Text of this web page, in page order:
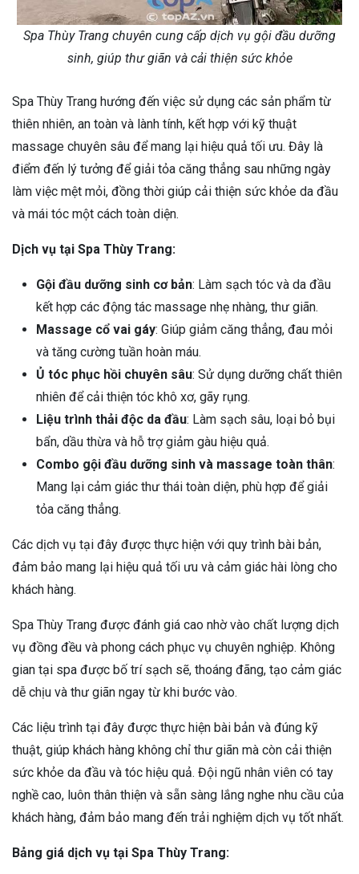
Spa Thùy Trang chuyên cung cấp dịch vụ gội đầu dưỡng
sinh, giúp thư giãn và cải thiện sức khỏe
Spa Thùy Trang hướng đến việc sử dụng các sản phẩm từ
thiên nhiên, an toàn và lành tính, kết hợp với kỹ thuật
massage chuyên sâu để mang lại hiệu quả tối ưu. Đây là
điểm đến lý tưởng để giải tỏa căng thẳng sau những ngày
làm việc mệt mỏi, đồng thời giúp cải thiện sức khỏe da đầu
và mái tóc một cách toàn diện.
Dịch vụ tại Spa Thùy Trang:
Gội đầu dưỡng sinh cơ bản: Làm sạch tóc và da đầu
kết hợp các động tác massage nhẹ nhàng, thư giãn.
Massage cổ vai gáy: Giúp giảm căng thẳng, đau mỏi
và tăng cường tuần hoàn máu.
Ủ tóc phục hồi chuyên sâu: Sử dụng dưỡng chất thiên
nhiên để cải thiện tóc khô xơ, gãy rụng.
Liệu trình thải độc da đầu: Làm sạch sâu, loại bỏ bụi
bẩn, dầu thừa và hỗ trợ giảm gàu hiệu quả.
Combo gội đầu dưỡng sinh và massage toàn thân:
Mang lại cảm giác thư thái toàn diện, phù hợp để giải
tỏa căng thẳng.
Các dịch vụ tại đây được thực hiện với quy trình bài bản,
đảm bảo mang lại hiệu quả tối ưu và cảm giác hài lòng cho
khách hàng.
Spa Thùy Trang được đánh giá cao nhờ vào chất lượng dịch
vụ đồng đều và phong cách phục vụ chuyên nghiệp. Không
gian tại spa được bố trí sạch sẽ, thoáng đãng, tạo cảm giác
dễ chịu và thư giãn ngay từ khi bước vào.
Các liệu trình tại đây được thực hiện bài bản và đúng kỹ
thuật, giúp khách hàng không chỉ thư giãn mà còn cải thiện
sức khỏe da đầu và tóc hiệu quả. Đội ngũ nhân viên có tay
nghề cao, luôn thân thiện và sẵn sàng lắng nghe nhu cầu của
khách hàng, đảm bảo mang đến trải nghiệm dịch vụ tốt nhất.
Bảng giá dịch vụ tại Spa Thùy Trang: